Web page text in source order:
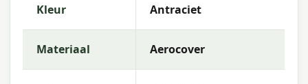
Doekkleur
Ademende stof gaat schimmelvorming tegen.
Kleur Antraciet
Materiaal Aerocover